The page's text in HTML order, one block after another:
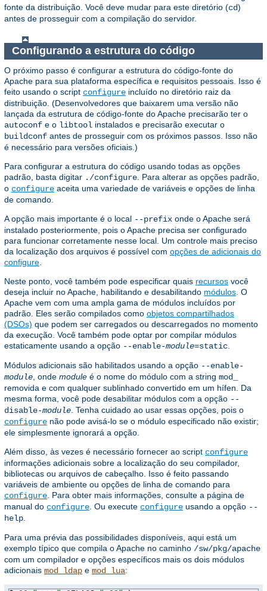
fonte da distribuição. Você deve mudar para este diretório (cd)
antes de prosseguir com a compilação do servidor.
Configurando a estrutura do código
O próximo passo é configurar a estrutura do código-fonte do
Apache para sua plataforma específica e requisitos pessoais. Isso é
feito usando o script configure incluído no diretório raiz da
distribuição. (Desenvolvedores que baixarem uma versão não
lançada da estrutura de código-fonte do Apache precisarão ter o
autoconf e o libtool instalados e precisarão executar o
buildconf antes de prosseguir com os próximos passos. Isso não
é necessário para versões oficiais.)
Para configurar a estrutura do código usando todas as opções
padrão, basta digitar ./configure . Para alterar as opções padrão,
o configure aceita uma variedade de variáveis e opções de linha
de comando.
A opção mais importante é o local --prefix onde o Apache será
instalado posteriormente, pois o Apache precisa ser configurado
para funcionar corretamente nesse local. Um controle mais preciso
da localização dos arquivos é possível com opções de adicionais do
configure
Neste ponto, você também pode especificar quais recursos você
deseja incluir no Apache, habilitando e desabilitando módulos . O
Apache vem com uma ampla gama de módulos incluídos por
padrão. Eles serão compilados como objetos compartilhados
(DSOs) que podem ser carregados ou descarregados no momento
da execução. Você também pode optar por compilar módulos
estaticamente usando a opção --enable-module=static
Módulos adicionais são habilitados usando a opção --enable-
module , onde module é o nome do módulo com a string mod_
removida e com qualquer sublinhado convertido em um hífen. Da
mesma forma, você pode desabilitar módulos com a opção --
disable-module . Tenha cuidado ao usar essas opções, pois o
configure não pode avisá-lo se o módulo especificado não existir;
ele simplesmente ignorará a opção.
Além disso, às vezes é necessário fornecer ao script configure
informações adicionais sobre a localização do seu compilador,
bibliotecas ou arquivos de cabeçalho. Isso é feito passando
variáveis ​​de ambiente ou opções de linha de comando para
configure . Para obter mais informações, consulte a página de
manual do configure . Ou execute configure usando a opção --
help
Para uma prévia das possibilidades disponíveis, aqui está um
exemplo típico que compila o Apache no caminho /sw/pkg/apache
com um compilador e opções específicos mais os dois módulos
adicionais mod_ldap e mod_lua: